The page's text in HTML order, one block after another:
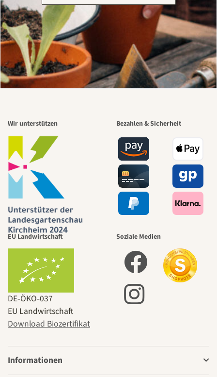
Wir unterstützen Bezahlen & Sicherheit
EU Landwirtschaft
DE‑ÖKO‑037
EU Landwirtschaft
Download Biozertifikat
Soziale Medien
Informationen